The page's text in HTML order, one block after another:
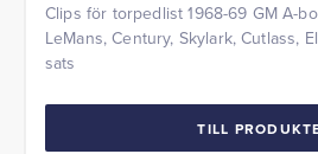
Clips för torpedlist 1968-69 GM A-
LeMans, Century, Skylark, Cutlass,
sats
TILL